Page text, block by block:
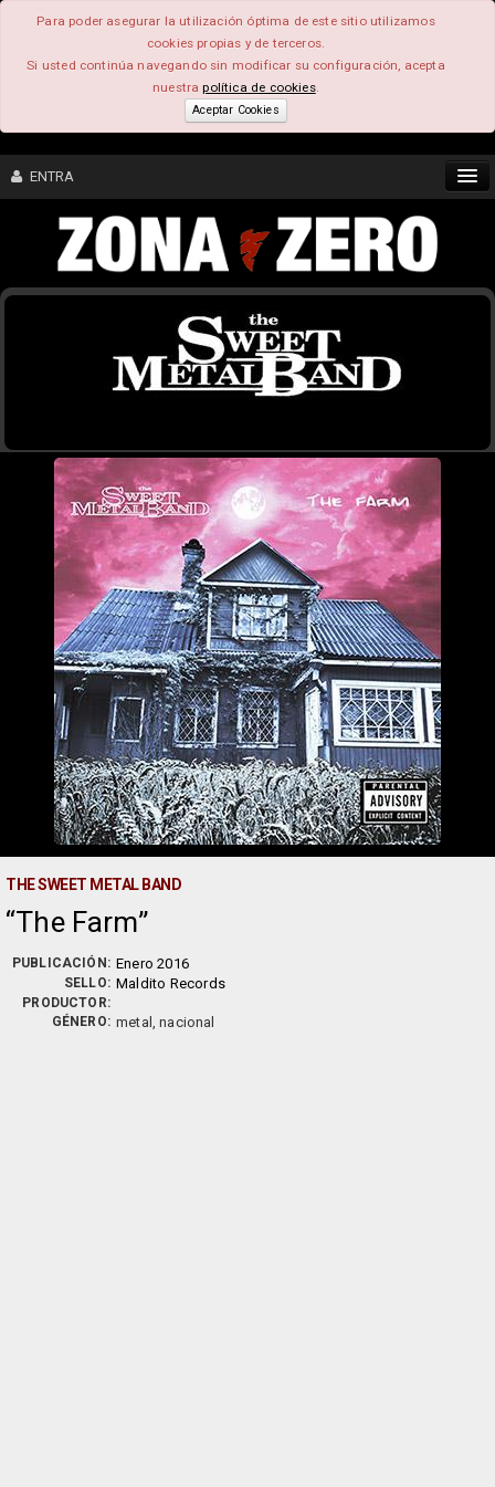
Para poder asegurar la utilización óptima de este sitio utilizamos
cookies propias y de terceros.
Si usted continúa navegando sin modificar su configuración, acepta
nuestrapolítica de cookies.
Aceptar Cookies
ENTRA
CONTENIDO
FEEEDBACK
THE SWEET METAL BAND
The Farm
PUBLICACIÓN: Enero 2016
SELLO: Maldito Records
PRODUCTOR:
GÉNERO: metal, nacional